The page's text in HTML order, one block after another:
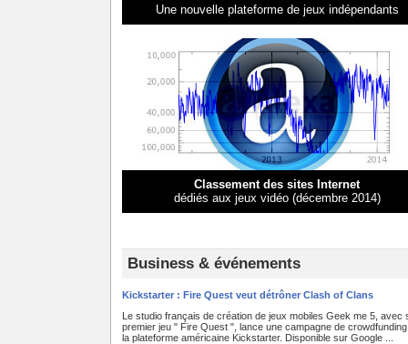
Une nouvelle plateforme de jeux indépendants
Classement des sites Internet
dédiés aux jeux vidéo (décembre 2014)
Business & événements
Kickstarter : Fire Quest veut détrôner Clash of Clans
Le studio français de création de jeux mobiles Geek me 5, avec
premier jeu " Fire Quest ", lance une campagne de
la plateforme américaine Kickstarter. Disponible sur Google ...